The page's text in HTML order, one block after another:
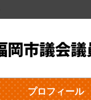
プロフィール